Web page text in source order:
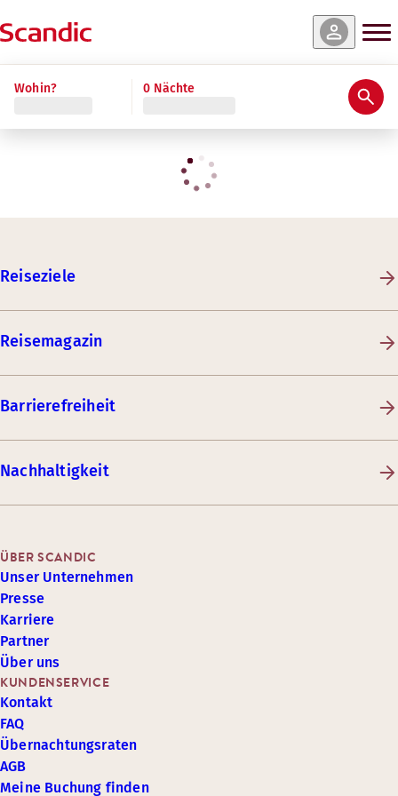
Wohin? 0 Nächte
Reiseziele
Reisemagazin
Barrierefreiheit
Nachhaltigkeit
KUNDENSERVICE
Kontakt
FAQ
Übernachtungsraten
AGB
Meine Buchung finden
ÜBER SCANDIC
Unser Unternehmen
Presse
Karriere
Partner
Über uns